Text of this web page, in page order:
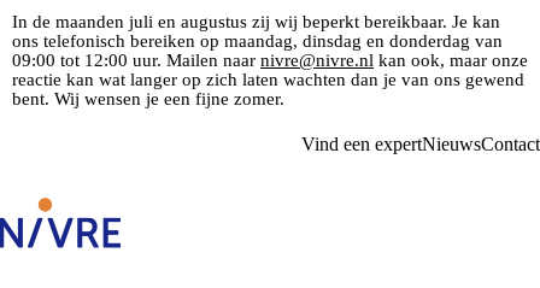
In de maanden juli en augustus zij wij beperkt bereikbaar. Je kan
ons telefonisch bereiken op maandag, dinsdag en donderdag van
09:00 tot 12:00 uur. Mailen naar nivre@nivre.nl kan ook, maar onze
reactie kan wat langer op zich laten wachten dan je van ons gewend
bent. Wij wensen je een fijne zomer.
Vind een expertNieuwsContact